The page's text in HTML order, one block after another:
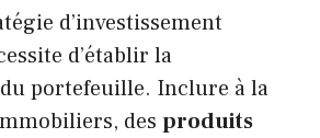
d’investissement
d’établir la
portefeuille. Inclure à la
des produits